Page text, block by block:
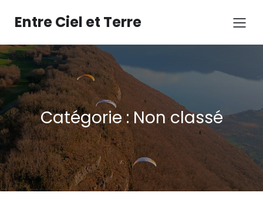
contenuEntre Ciel et Terre
Catégorie : Non classé